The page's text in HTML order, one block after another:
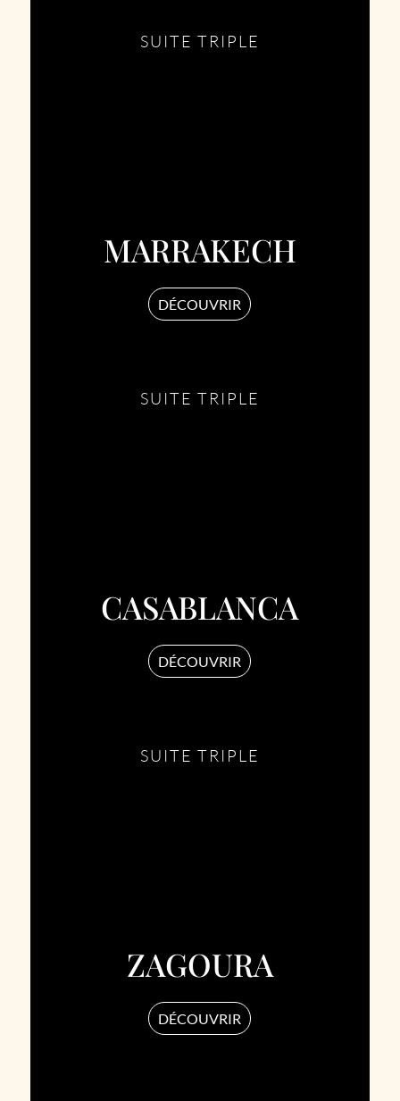
SUITE TRIPLE
MARRAKECH
DÉCOUVRIR
SUITE TRIPLE
CASABLANCA
DÉCOUVRIR
SUITE TRIPLE
ZAGOURA
DÉCOUVRIR